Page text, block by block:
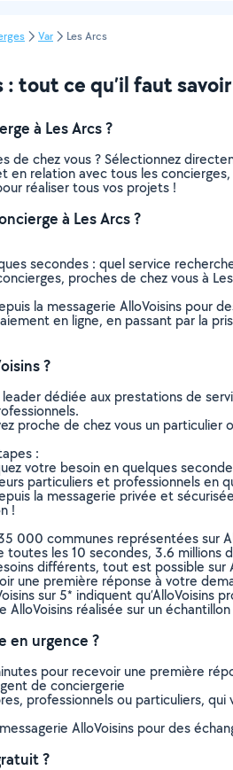
Var Les Arcs
: tout ce qu’il faut savoir
à Les Arcs ?
de chez vous ? Sélectionnez
en relation avec tous les
réaliser tous vos projets !
à Les Arcs ?
secondes : quel service
proches de chez vous à
la messagerie AlloVoisins pour
en ligne, en passant par la
?
leader dédiée aux prestations de
proche de chez vous un
:
votre besoin en quelques
particuliers et professionnels en
la messagerie privée et
!
000 communes représentées sur
les 10 secondes, 3.6 millions
différents, tout est possible sur
une première réponse à votre
sur 5* indiquent qu’AlloVoisins
AlloVoisins réalisée sur un
en urgence ?
pour recevoir une première
de conciergerie
professionnels ou particuliers,
AlloVoisins pour des
?